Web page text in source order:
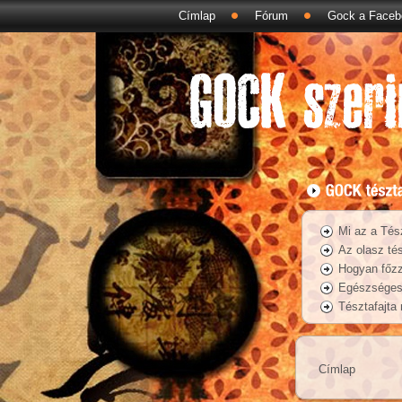
Címlap Fórum Gock a
Mi az a
Az olasz
Hogyan
Tésztafajta
Címlap